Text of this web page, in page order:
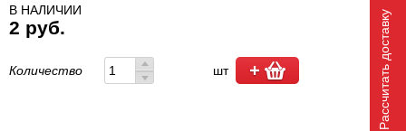
В НАЛИЧИИ
2 руб.
Количество шт Рассчитать доставку